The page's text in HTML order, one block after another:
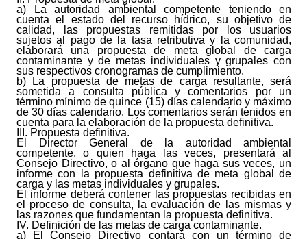
a) La autoridad ambiental competente teniendo en
cuenta el estado del recurso hídrico, su objetivo de
calidad, las propuestas remitidas por los usuarios
sujetos al pago de la tasa retributiva y la comunidad,
elaborará una propuesta de meta global de carga
contaminante y de metas individuales y grupales con
sus respectivos cronogramas de cumplimiento.
b) La propuesta de metas de carga resultante, será
sometida a consulta pública y comentarios por un
término mínimo de quince (15) días calendario y máximo
de 30 días calendario. Los comentarios serán tenidos en
cuenta para la elaboración de la propuesta definitiva.
III. Propuesta definitiva.
El Director General de la autoridad ambiental
competente, o quien haga las veces, presentará al
Consejo Directivo, o al órgano que haga sus veces, un
informe con la propuesta definitiva de meta global de
carga y las metas individuales y grupales.
El informe deberá contener las propuestas recibidas en
el proceso de consulta, la evaluación de las mismas y
las razones que fundamentan la propuesta definitiva.
IV. Definición de las metas de carga contaminante.
a) El Consejo Directivo contará con un término de